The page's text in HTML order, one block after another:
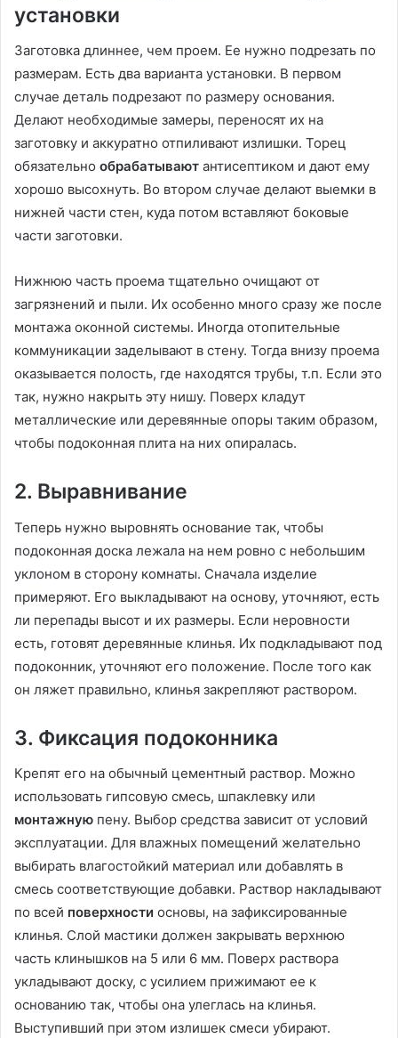
установки
Заготовка длиннее, чем проем. Ее нужно подрезать по
размерам. Есть два варианта установки. В первом
случае деталь подрезают по размеру основания.
Делают необходимые замеры, переносят их на
заготовку и аккуратно отпиливают излишки. Торец
обязательно обрабатывают антисептиком и дают ему
хорошо высохнуть. Во втором случае делают выемки в
нижней части стен, куда потом вставляют боковые
части заготовки.
Нижнюю часть проема тщательно очищают от
загрязнений и пыли. Их особенно много сразу же после
монтажа оконной системы. Иногда отопительные
коммуникации заделывают в стену. Тогда внизу проема
оказывается полость, где находятся трубы, т.п. Если это
так, нужно накрыть эту нишу. Поверх кладут
металлические или деревянные опоры таким образом,
чтобы подоконная плита на них опиралась.
2. Выравнивание
Теперь нужно выровнять основание так, чтобы
подоконная доска лежала на нем ровно с небольшим
уклоном в сторону комнаты. Сначала изделие
примеряют. Его выкладывают на основу, уточняют, есть
ли перепады высот и их размеры. Если неровности
есть, готовят деревянные клинья. Их подкладывают под
подоконник, уточняют его положение. После того как
он ляжет правильно, клинья закрепляют раствором.
3. Фиксация подоконника
Крепят его на обычный цементный раствор. Можно
использовать гипсовую смесь, шпаклевку или
монтажную пену. Выбор средства зависит от условий
эксплуатации. Для влажных помещений желательно
выбирать влагостойкий материал или добавлять в
смесь соответствующие добавки. Раствор накладывают
по всей поверхности основы, на зафиксированные
клинья. Слой мастики должен закрывать верхнюю
часть клинышков на 5 или 6 мм. Поверх раствора
укладывают доску, с усилием прижимают ее к
основанию так, чтобы она улеглась на клинья.
Выступивший при этом излишек смеси убирают.